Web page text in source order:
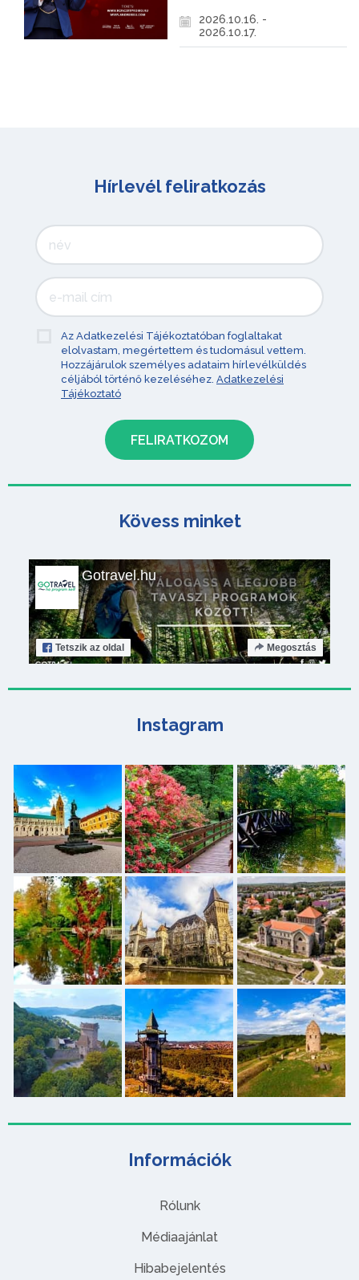
2026.10.16. -
2026.10.17.
Információk
Rólunk
Médiaajánlat
Hibabejelentés
Hírlevél feliratkozás
Az Adatkezelési Tájékoztatóban foglaltakat
elolvastam, megértettem és tudomásul vettem.
Hozzájárulok személyes adataim hírlevélküldés
céljából történő kezeléséhez. Adatkezelési
Tájékoztató
Kövess minket
Gotravel.hu
Tetszik az oldal Megosztás
Instagram